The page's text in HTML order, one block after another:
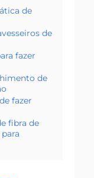
de
de
fazer
de
fazer
fibra de